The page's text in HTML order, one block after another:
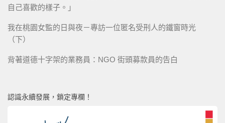
自己喜歡的樣子。」
我在桃園女監的日與夜－專訪一位匿名受刑人的鐵窗時光
（下）
背著道德十字架的業務員：NGO 街頭募款員的告白
認識永續發展，鎖定專欄！